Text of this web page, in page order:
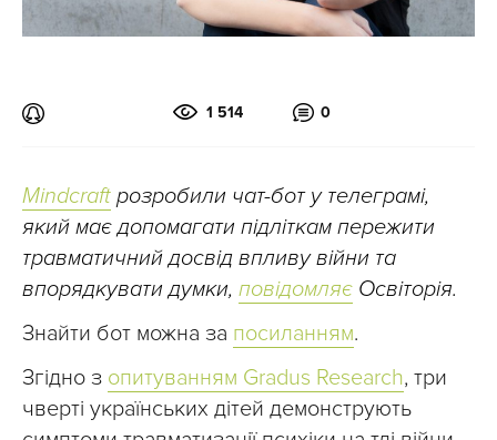
1 514 0
Mindcraft розробили чат-бот у телеграмі,
який має допомагати підліткам пережити
травматичний досвід впливу війни та
впорядкувати думки, повідомляє Освіторія.
Знайти бот можна за посиланням.
Згідно з опитуванням Gradus Research, три
чверті українських дітей демонструють